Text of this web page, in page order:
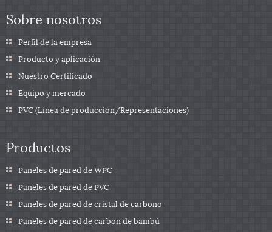
Sobre nosotros
Perfil de la empresa
Producto y aplicación
Nuestro Certificado
Equipo y mercado
PVC (Línea de producción/Representaciones)
Productos
Paneles de pared de WPC
Paneles de pared de PVC
Paneles de pared de cristal de carbono
Paneles de pared de carbón de bambú